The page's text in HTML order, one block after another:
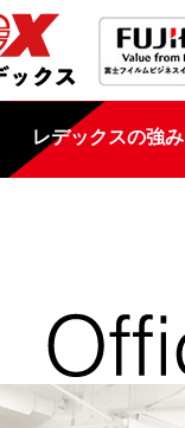
レデックスの強み